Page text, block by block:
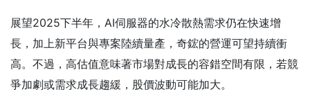
展望2025下半年，AI伺服器的水冷散熱需求仍在快速增
長，加上新平台與專案陸續量產，奇鋐的營運可望持續衝
高。不過，高估值意味著市場對成長的容錯空間有限，若競
爭加劇或需求成長趨緩，股價波動可能加大。